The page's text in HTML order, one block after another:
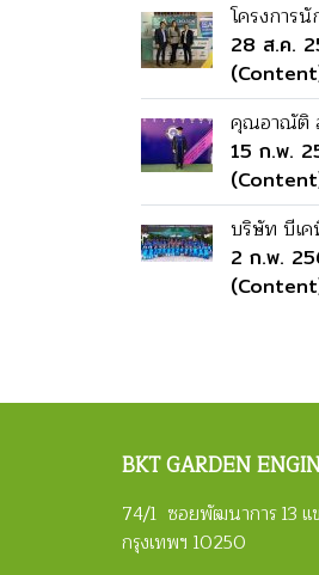
โครงการ
28 ส.ค.
คุณอาณัติ
15 ก.พ.
บริษัท บีเ
2 ก.พ.
BKTGARDEN
74/1 ซอยพัฒนาการ 13 แ
กรุงเทพฯ 10250